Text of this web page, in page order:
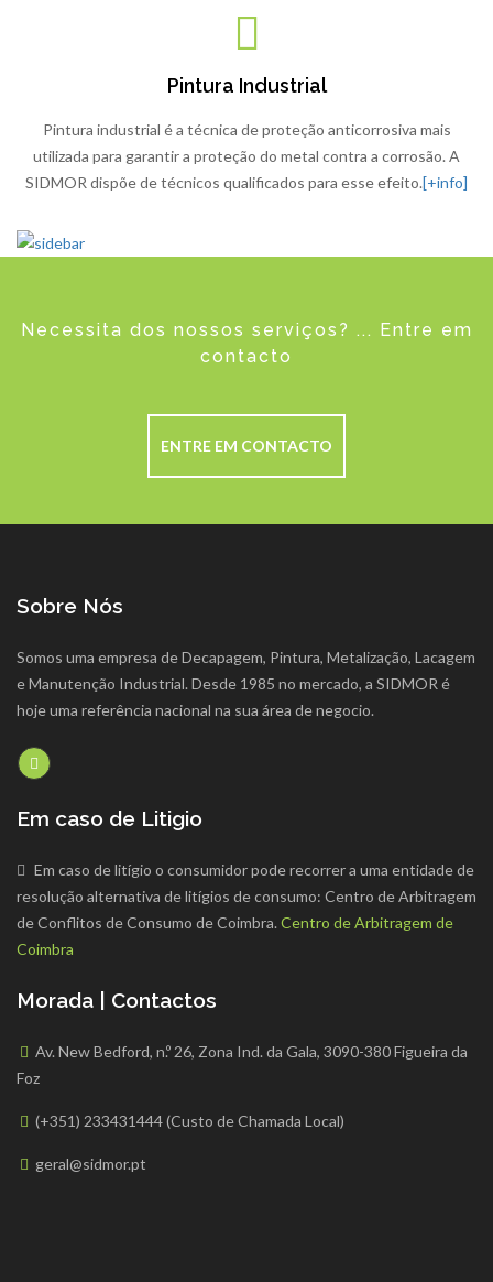
Pintura Industrial
Pintura industrial é a técnica de proteção anticorrosiva mais
utilizada para garantir a proteção do metal contra a corrosão. A
SIDMOR dispõe de técnicos qualificados para esse efeito.[+info]
Necessita dos nossos serviços? ... Entre em
contacto
ENTRE EM CONTACTO
Sobre Nós
Somos uma empresa de Decapagem, Pintura, Metalização, Lacagem
e Manutenção Industrial. Desde 1985 no mercado, a SIDMOR é
hoje uma referência nacional na sua área de negocio.
Em caso de Litigio
Em caso de litígio o consumidor pode recorrer a uma entidade de
resolução alternativa de litígios de consumo: Centro de Arbitragem
de Conflitos de Consumo de Coimbra.Centro de Arbitragem de
Coimbra
Morada | Contactos
Av. New Bedford, n.º 26, Zona Ind. da Gala, 3090-380 Figueira da
Foz
(+351) 233431444 (Custo de Chamada Local)
geral@sidmor.pt